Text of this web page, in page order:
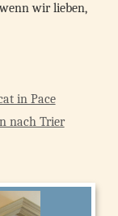
wir lieben,
in Pace
nach Trier